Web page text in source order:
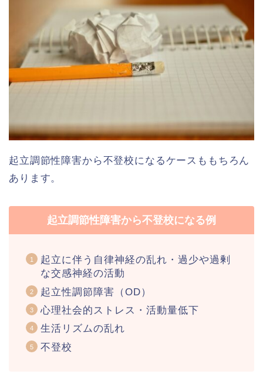
起立調節性障害から不登校になるケースももちろん
あります。
起立調節性障害から不登校になる例
起立に伴う自律神経の乱れ・過少や過剰
な交感神経の活動
起立性調節障害（OD）
心理社会的ストレス・活動量低下
生活リズムの乱れ
不登校